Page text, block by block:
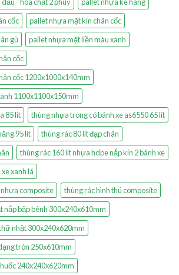
cốc
pallet nhựa mặt kín chân cốc
gù
pallet nhựa mặt liền màu xanh
cốc
cốc 1200x1000x140mm
1100x1100x150mm
85 lít
thùng nhựa trong có bánh xe as6550 65 lít
95 lít
thùng rác 80 lít đạp chân
thùng rác 160 lít nhựa hdpe nắp kín 2 bánh xe
xanh lá
nhựa composite
thùng rác hình thú composite
nắp bập bênh 300x240x610mm
nhật 300x240x620mm
tròn 250x610mm
240x240x620mm